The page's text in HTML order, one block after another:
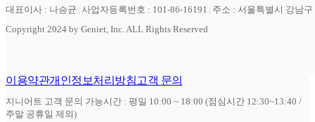
대표이사 : 나승균 사업자등록번호 : 101-86-16191
주소 : 서울특별시 강남
Copyright 2024 by Geniet, Inc. ALL Rights Reserved
이용약관개인정보처리방침고객 문의
지니어트 고객 문의 가능시간 : 평일 10:00 ~ 18:00 (점심시간 12:30~13:40 /
주말 공휴일 제외)